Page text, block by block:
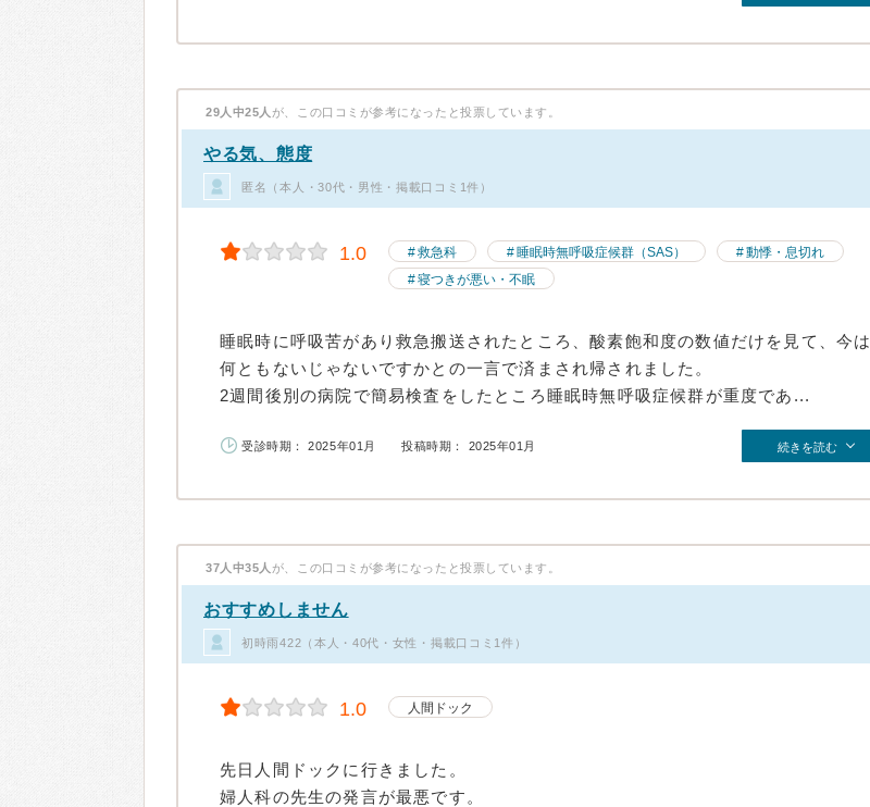
29人中25人 が、この口コミが参考になったと投票しています。
やる気、態度
匿名（本人・30代・男性・掲載口コミ1件）
1.0 救急科 睡眠時無呼吸症候群（SAS）
動悸・息切れ
寝つきが悪い・不眠
睡眠時に呼吸苦があり救急搬送されたところ、酸素飽和度の数値だけを見て、今は
何ともないじゃないですかとの一言で済まされ帰されました。
2週間後別の病院で簡易検査をしたところ睡眠時無呼吸症候群が重度であ...
受診時期： 2025年01月 投稿時期： 2025年01月 続きを読む
37人中35人 が、この口コミが参考になったと投票しています。
おすすめしません
初時雨422（本人・40代・女性・掲載口コミ1件）
1.0 人間ドック
先日人間ドックに行きました。
婦人科の先生の発言が最悪です。